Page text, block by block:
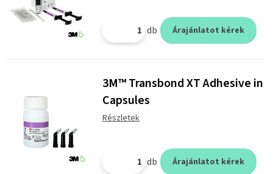
db Árajánlatot kérek
3M™ Transbond XT Adhesive in
Capsules
Részletek
db Árajánlatot kérek